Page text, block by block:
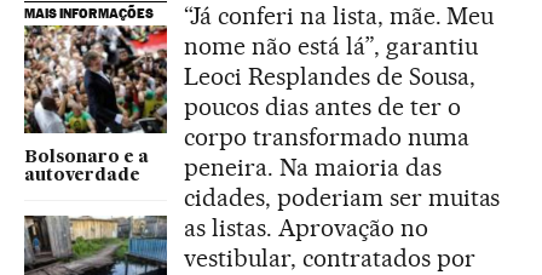
MAIS INFORMAÇÕES
Bolsonaro e a
autoverdade
“Já conferi na lista, mãe. Meu
nome não está lá”, garantiu
Leoci Resplandes de Sousa,
poucos dias antes de ter o
corpo transformado numa
peneira. Na maioria das
cidades, poderiam ser muitas
as listas. Aprovação no
vestibular, contratados por